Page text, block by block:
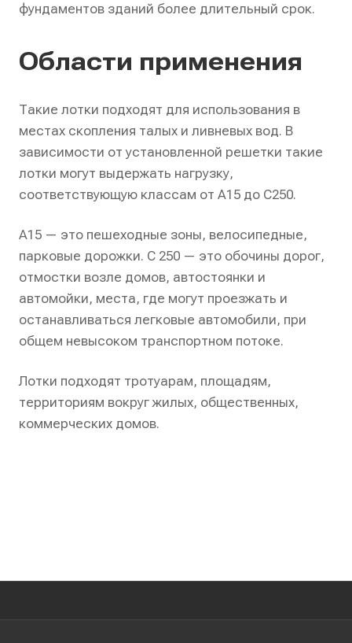
фундаментов зданий более длительный срок.
Области применения
Такие лотки подходят для использования в
местах скопления талых и ливневых вод. В
зависимости от установленной решетки такие
лотки могут выдержать нагрузку,
соответствующую классам от А15 до С250.
А15 — это пешеходные зоны, велосипедные,
парковые дорожки. С 250 — это обочины дорог,
отмостки возле домов, автостоянки и
автомойки, места, где могут проезжать и
останавливаться легковые автомобили, при
общем невысоком транспортном потоке.
Лотки подходят тротуарам, площадям,
территориям вокруг жилых, общественных,
коммерческих домов.